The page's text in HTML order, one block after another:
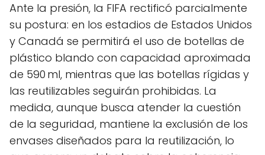
Ante la presión, la FIFA rectificó parcialmente
su postura: en los estadios de Estados Unidos
y Canadá se permitirá el uso de botellas de
plástico blando con capacidad aproximada
de 590 ml, mientras que las botellas rígidas y
las reutilizables seguirán prohibidas. La
medida, aunque busca atender la cuestión
de la seguridad, mantiene la exclusión de los
envases diseñados para la reutilización, lo